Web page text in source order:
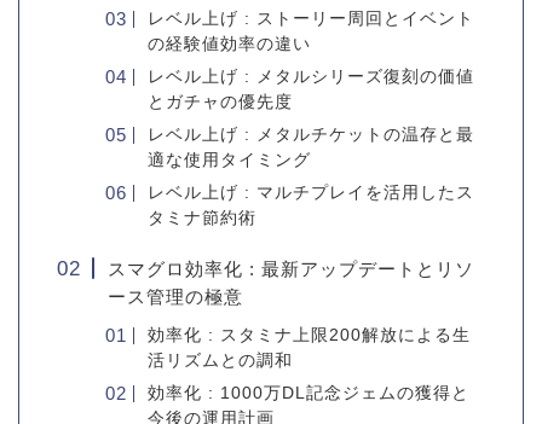
レベル上げ : ストーリー周回とイベント
の経験値効率の違い
レベル上げ : メタルシリーズ復刻の価値
とガチャの優先度
レベル上げ : メタルチケットの温存と最
適な使用タイミング
レベル上げ : マルチプレイを活用したス
タミナ節約術
スマグロ効率化 : 最新アップデートとリソ
ース管理の極意
効率化 : スタミナ上限200解放による生
活リズムとの調和
効率化 : 1000万DL記念ジェムの獲得と
今後の運用計画